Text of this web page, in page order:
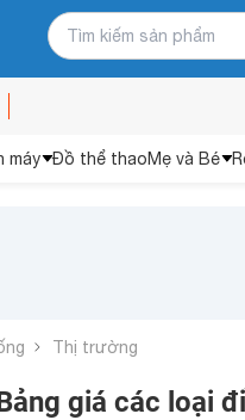
máy Đồ thể thaoMẹ và Bé
Thị trường
giá các loại